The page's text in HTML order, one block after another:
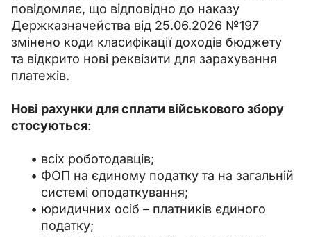
повідомляє, що відповідно до наказу
Держказначейства від 25.06.2026 №197
змінено коди класифікації доходів бюджету
та відкрито нові реквізити для зарахування
платежів.
Нові рахунки для сплати військового збору
стосуються:
всіх роботодавців;
ФОП на єдиному податку та на загальній
системі оподаткування;
юридичних осіб – платників єдиного
податку;